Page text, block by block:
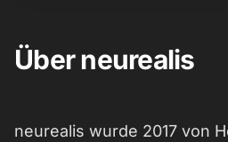
Über neurealis
neurealis wurde 2017 von